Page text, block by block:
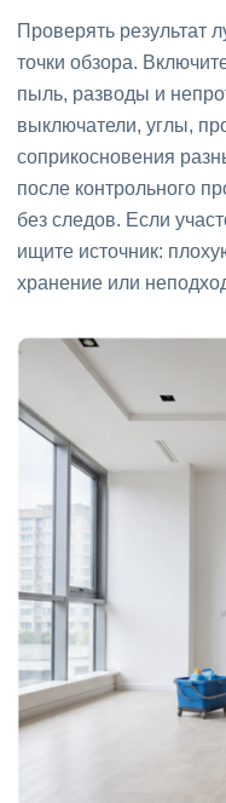
Проверять результат
точки обзора.
пыль, разводы и
выключатели, углы,
соприкосновения
после контрольного
без следов. Если
ищите источник:
хранение или